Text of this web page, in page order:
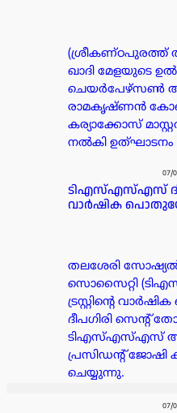
(ശ്രീകണ്ഠപുരത്ത്
ഖാദി മേളയുടെ
ചെയർപേഴ്സൺ
രാമകൃഷ്ണൻ
കര്യാക്കോസ്
നൽകി ഉത്ഘാടനം
07/
ടിഎസ്എസ്എസ്
വാർഷിക
തലശേരി
സൊസൈറ്റി
ട്രസ്റ്റിന്റെ
ദീപഗിരി സെന്റ്
ടിഎസ്എസ്എസ്
പ്രസിഡൻ്റ് ജോഷി
ചെയ്യുന്നു.
07/